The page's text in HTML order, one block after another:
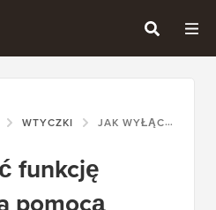
WTYCZKI JAK WYŁĄCZYĆ FUNKCJĘ LOGOWANIA ZA POMOCĄ ADRESU E-MAIL W WORDPRESSIE
funkcję